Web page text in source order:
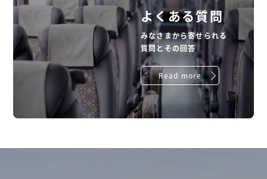
よくある質問
みなさまから寄せられる
質問とその回答
Read more